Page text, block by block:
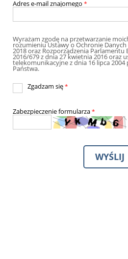
Adres e-mail znajomego *
Wyrażam zgodę na przetwarzanie
rozumieniu Ustawy o Ochronie
2018 oraz Rozporządzenia Parlamentu
2016/679 z dnia 27 kwietnia 2016 oraz
telekomunikacyjne z dnia 16 lipca 2004 przez Służba
Państwa.
Zgadzam się *
Zabezpieczenie formularza *